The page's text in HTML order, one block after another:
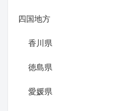
四国地方
香川県
徳島県
愛媛県